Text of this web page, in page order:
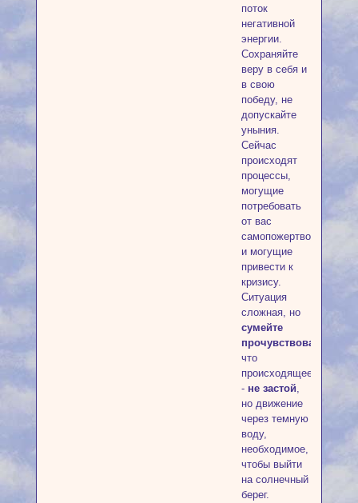
поток
негативной
энергии.
Сохраняйте
веру в себя и
в свою
победу, не
допускайте
уныния.
Сейчас
происходят
процессы,
могущие
потребовать
от вас
самопожертвования
и могущие
привести к
кризису.
Ситуация
сложная, но
сумейте
прочувствовать
что
происходящее
- не застой,
но движение
через темную
воду,
необходимое,
чтобы выйти
на солнечный
берег.